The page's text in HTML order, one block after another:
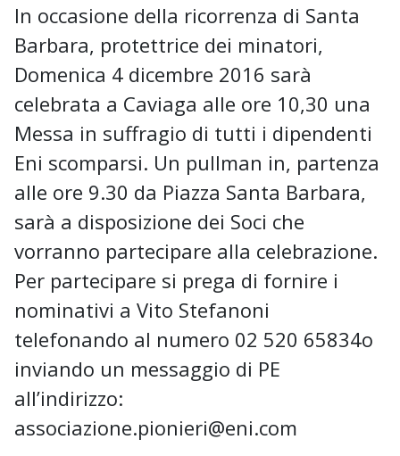
In occasione della ricorrenza di Santa
Barbara, protettrice dei minatori,
Domenica 4 dicembre 2016 sarà
celebrata a Caviaga alle ore 10,30 una
Messa in suffragio di tutti i dipendenti
Eni scomparsi. Un pullman in, partenza
alle ore 9.30 da Piazza Santa Barbara,
sarà a disposizione dei Soci che
vorranno partecipare alla celebrazione.
Per partecipare si prega di fornire i
nominativi a Vito Stefanoni
telefonando al numero 02 520 65834o
inviando un messaggio di PE
all’indirizzo:
associazione.pionieri@eni.com